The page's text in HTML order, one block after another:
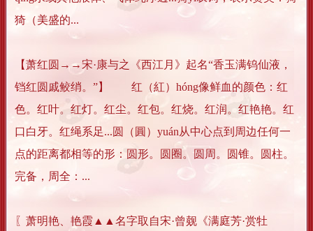
猗（美盛的...
【萧红圆→→宋·康与之《西江月》起名“香玉满钨仙液，
铛红圆戚鲛绡。”】 红（紅）hóng像鲜血的颜色：红
色。红叶。红灯。红尘。红包。红烧。红润。红艳艳。红
口白牙。红绳系足...圆（圓）yuán从中心点到周边任何一
点的距离都相等的形：圆形。圆圈。圆周。圆锥。圆柱。
完备，周全：...
〖萧明艳、艳霞▲▲名字取自宋·曾觌《满庭芳·赏牡